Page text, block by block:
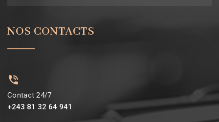
NOS CONTACTS
Contact 24/7
+243 81 32 64 941